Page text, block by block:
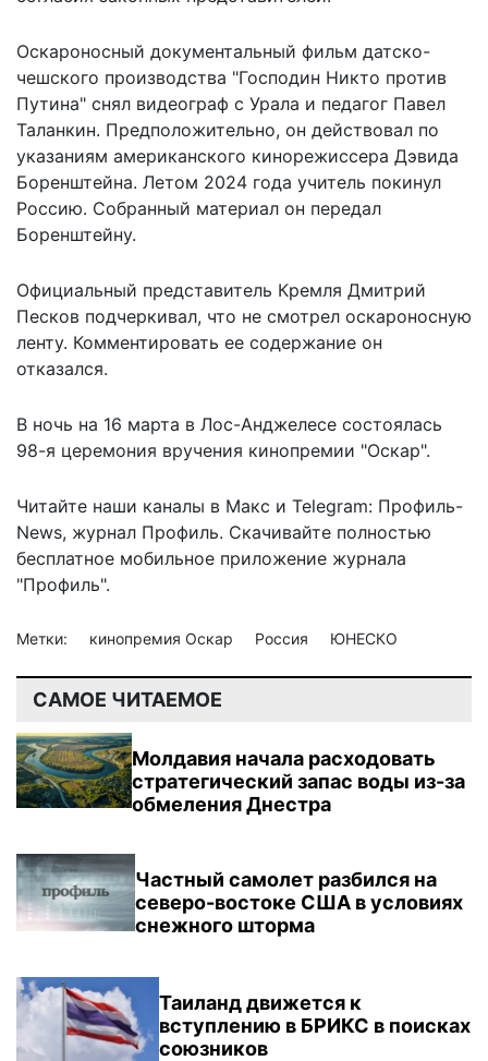
Оскароносный документальный фильм датско-
чешского производства "Господин Никто против
Путина" снял видеограф с Урала и педагог Павел
Таланкин. Предположительно, он действовал по
указаниям американского кинорежиссера Дэвида
Боренштейна. Летом 2024 года учитель покинул
Россию. Собранный материал он передал
Боренштейну.
Официальный представитель Кремля Дмитрий
Песков подчеркивал, что не смотрел оскароносную
ленту. Комментировать ее содержание он
отказался.
В ночь на 16 марта в Лос-Анджелесе состоялась
98-я церемония вручения кинопремии "Оскар".
Читайте наши каналы в Макс и Telegram: Профиль-
News, журнал Профиль. Скачивайте полностью
бесплатное мобильное приложение журнала
"Профиль".
Метки: кинопремия Оскар Россия ЮНЕСКО
САМОЕ ЧИТАЕМОЕ
Молдавия начала расходовать
стратегический запас воды из-за
обмеления Днестра
Частный самолет разбился на
северо-востоке США в условиях
снежного шторма
Таиланд движется к
вступлению в БРИКС в поисках
союзников